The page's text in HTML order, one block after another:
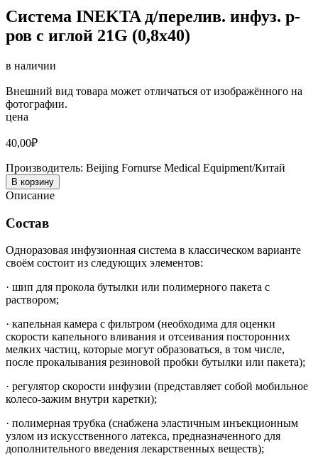
Система INEKTA д/перелив. инфуз. р-
ров с иглой 21G (0,8х40)
в наличии
Внешний вид товара может отличаться от изображённого на
фотографии.
цена
40,00₽
Производитель: Beijing Fornurse Medical Equipment/Китай
В корзину
Описание
Состав
Одноразовая инфузионная система в классическом варианте
своём состоит из следующих элементов:
· шип для прокола бутылки или полимерного пакета с
раствором;
· капельная камера с фильтром (необходима для оценки
скорости капельного вливания и отсеивания посторонних
мелких частиц, которые могут образоваться, в том числе,
после прокалывания резиновой пробки бутылки или пакета);
· регулятор скорости инфузии (представляет собой мобильное
колесо-зажим внутри каретки);
· полимерная трубка (снабжена эластичным инъекционным
узлом из искусственного латекса, предназначенного для
дополнительного введения лекарственных веществ);